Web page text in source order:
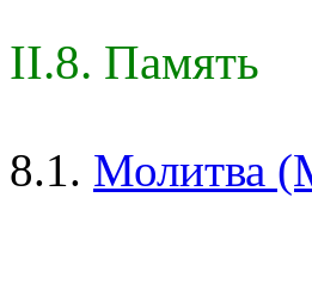
II.8. Память
8.1. Молитва